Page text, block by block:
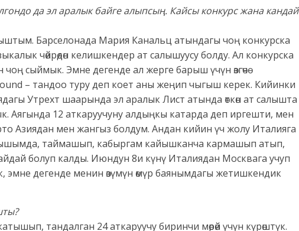
да эл аралык байге алыпсың. Кайсы конкурс жана кандай
Барселонада Мария Канальц атындагы чоң конкурска
чөйрөдөн келишкендер ат салышуусу болду. Ал конкурска
сыймык. Эмне дегенде ал жерге барыш үчүн өзгөчө
– тандоо туру деп коет аны жеңип чыгыш керек. Кийинки
Утрехт шаарында эл аралык Лист атында өткөн ат салышта
Аягында 12 аткаруучуну алдыңкы катарда деп иргешти, мен
Азиядан мен жангыз болдум. Андан кийин үч жолу Италияга
таймашып, кабыргам кайышканча кармашып атып,
болуп калды. Июндун 8и күнү Италиядан Москвага учуп
дегенде менин өзүмүн өмүр баянымдагы жетишкендик
тандалган 24 аткаруучу биринчи мөрөй үчүн күрөштүк.